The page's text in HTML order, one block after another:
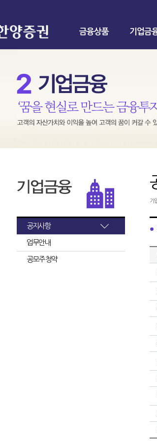
금융상품 기업금
공지사항
업무안내
공모주 청약
기